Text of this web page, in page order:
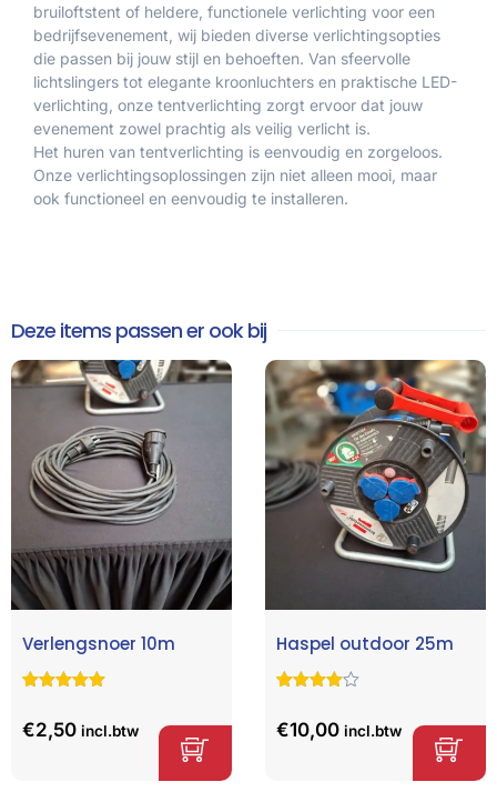
bruiloftstent of heldere, functionele verlichting voor een
bedrijfsevenement, wij bieden diverse verlichtingsopties
die passen bij jouw stijl en behoeften. Van sfeervolle
lichtslingers tot elegante kroonluchters en praktische LED-
verlichting, onze tentverlichting zorgt ervoor dat jouw
evenement zowel prachtig als veilig verlicht is.
Het huren van tentverlichting is eenvoudig en zorgeloos.
Onze verlichtingsoplossingen zijn niet alleen mooi, maar
ook functioneel en eenvoudig te installeren.
Deze items passen er ook bij
Verlengsnoer 10m
gebaseerd
€2,50 incl.btw
Haspel outdoor 25m
5
€10,00 incl.btw